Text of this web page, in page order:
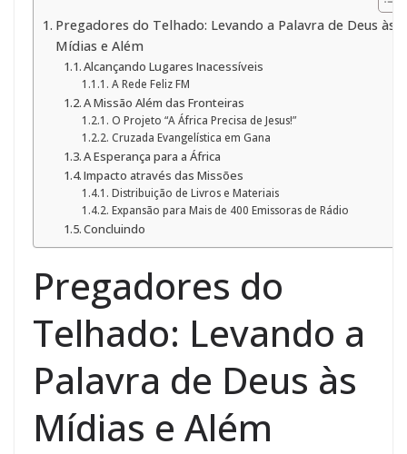
Pregadores do Telhado: Levando a Palavra de Deus às
Mídias e Além
Alcançando Lugares Inacessíveis
A Rede Feliz FM
A Missão Além das Fronteiras
O Projeto “A África Precisa de Jesus!”
Cruzada Evangelística em Gana
A Esperança para a África
Impacto através das Missões
Distribuição de Livros e Materiais
Expansão para Mais de 400 Emissoras de Rádio
Concluindo
Pregadores do
Telhado: Levando a
Palavra de Deus às
Mídias e Além